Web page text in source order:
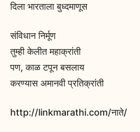
दिला भारताला बुध्दमाणूस
संविधान निर्मूण
तुम्ही केलीत महाक्रांती
पण, काळ टपून बसलाय
करण्यास अमानवी प्रतिक्रांती
http://linkmarathi.com/नाते/